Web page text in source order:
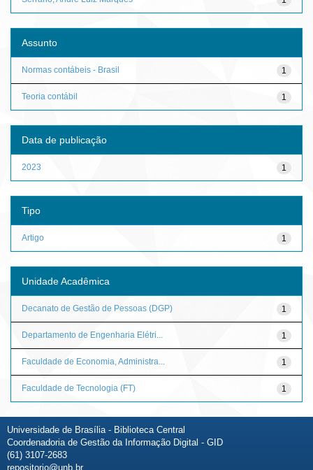
Assunto
1
Normas contábeis - Brasil
1
Teoria contábil
Data de publicação
1
2023
Tipo
1
Artigo
Unidade Acadêmica
1
Decanato de Gestão de Pessoas (DGP)
1
Departamento de Engenharia Elétri...
1
Faculdade de Economia, Administra...
1
Faculdade de Tecnologia (FT)
Universidade de Brasília - Biblioteca Central
Coordenadoria de Gestão da Informação Digital - GID
(61) 3107-2683
repositorio@unb.br